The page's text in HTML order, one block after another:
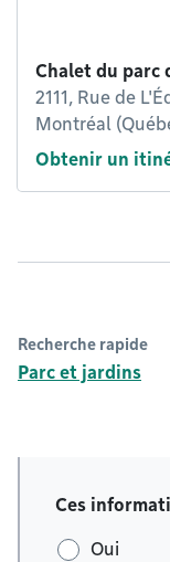
Chalet du parc
2111, Rue de
Montréal
Obtenir un
Recherche rapide
Parc et jardins
Ces
Oui